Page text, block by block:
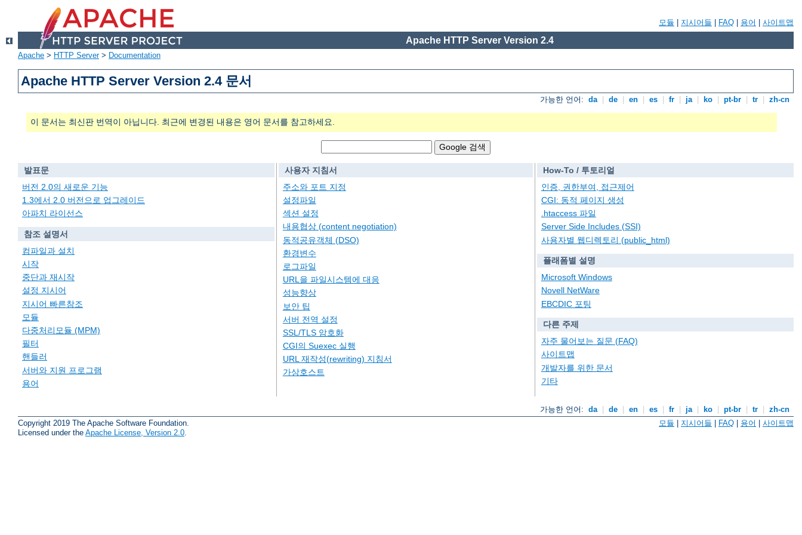
모듈 지시어들 FAQ 용어 사이트맵
Apache HTTP Server Version 2.4
Apache > HTTP Server> Documentation
Apache HTTP Server Version 2.4 문서
가능한 언어: da de en es fr ja ko pt-br tr zh-cn
이 문서는 최신판 번역이 아닙니다. 최근에 변경된 내용은 영어 문서를 참고하세요.
발표문
버전 2.0의 새로운 기능
1.3에서 2.0 버전으로 업그레이드
아파치 라이선스
참조 설명서
컴파일과 설치
시작
중단과 재시작
설정 지시어
지시어 빠른참조
모듈
다중처리모듈 (MPM)
필터
핸들러
서버와 지원 프로그램
용어
사용자 지침서
주소와 포트 지정
설정파일
섹션 설정
내용협상 (content negotiation)
동적공유객체 (DSO)
환경변수
로그파일
URL을 파일시스템에 대응
성능향상
보안 팁
서버 전역 설정
SSL/TLS 암호화
CGI의 Suexec 실행
URL 재작성(rewriting) 지침서
가상호스트
How-To / 투토리얼
인증, 권한부여, 접근제어
CGI: 동적 페이지 생성
.htaccess 파일
Server Side Includes (SSI)
사용자별 웹디렉토리 (public_html)
플래폼별 설명
Microsoft Windows
Novell NetWare
EBCDIC 포팅
다른 주제
자주 물어보는 질문 (FAQ)
사이트맵
개발자를 위한 문서
기타
가능한 언어: da de en es fr ja ko pt-br tr
zh-cn
Copyright 2019 The Apache Software Foundation.
Licensed under the Apache License, Version 2.0
모듈 | 지시어들 | FAQ | 용어 | 사이트맵